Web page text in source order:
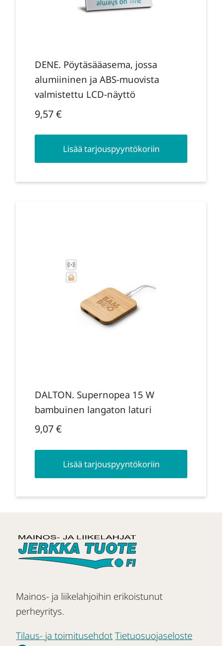
DENE. Pöytäsääasema, jossa
alumiininen ja ABS-muovista
valmistettu LCD-näyttö
9,57€
Lisää tarjouspyyntökoriin
DALTON. Supernopea 15 W
bambuinen langaton laturi
9,07€
Lisää tarjouspyyntökoriin
Mainos- ja liikelahjoihin erikoistunut
perheyritys.
Tilaus- ja toimitusehdot Tietuosuojaseloste